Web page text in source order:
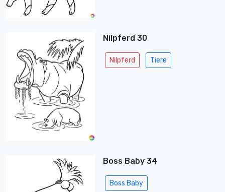
Nilpferd 30
Nilpferd Tiere
Boss Baby 34
Boss Baby